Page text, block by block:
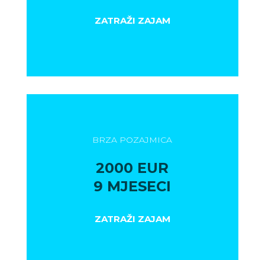
ZATRAŽI ZAJAM
BRZA POZAJMICA
2000 EUR
9 MJESECI
ZATRAŽI ZAJAM